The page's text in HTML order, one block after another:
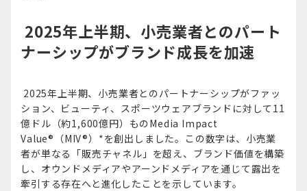
2025年上半期、小売業者とのパート
ナーシップがブランド成長を加速
2025年上半期、小売業者とのパートナーシップがファッ
ション、ビューティ、スポーツウェアブランドに対して11
億ドル（約1,600億円）ものMedia Impact
Value®（MIV®）*を創出しました。この数字は、小売業
者が単なる「販売チャネル」を超え、ブランド価値を構築
し、オウンドメディアやアーンドメディアを通じて露出を
牽引する存在へと進化したことを示しています。